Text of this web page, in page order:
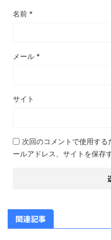
名前 *
メール *
サイト
次回のコメントで使用す
ールアドレス、サイトを保存す
関連記事